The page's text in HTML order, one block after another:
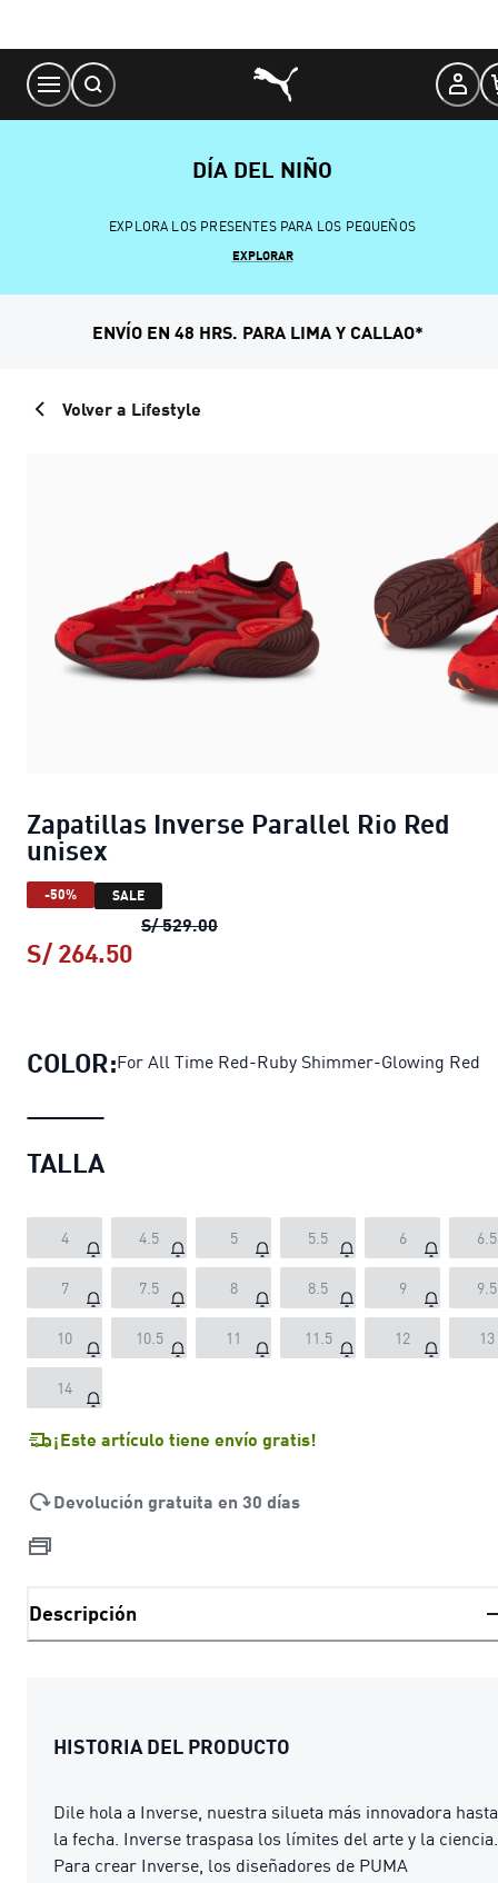
Content
DÍA DEL NIÑO
EXPLORA LOS PRESENTES PARA LOS PEQUEÑOS
EXPLORAR
ENVÍO EN 48 HRS. PARA LIMA Y CALLAO*
Volver a Lifestyle
Zapatillas Inverse Parallel Rio Red
unisex
-50% SALE
S/ 529.00Zapatillas Inverse Parallel Rio
S/ 264.50
COLOR:For All Time Red-Ruby Shimmer-Glowing Red
TALLA
4 4.5 5 5.5 6 6.5
7 7.5 8 8.5 9 9.5
10 10.5 11 11.5 12 13
14
¡Este artículo tiene envío gratis!
Devolución gratuita en 30 días
Descripción
HISTORIA DEL PRODUCTO
Dile hola a Inverse, nuestra silueta más innovadora hasta
la fecha. Inverse traspasa los límites del arte y la ciencia.
Para crear Inverse, los diseñadores de PUMA